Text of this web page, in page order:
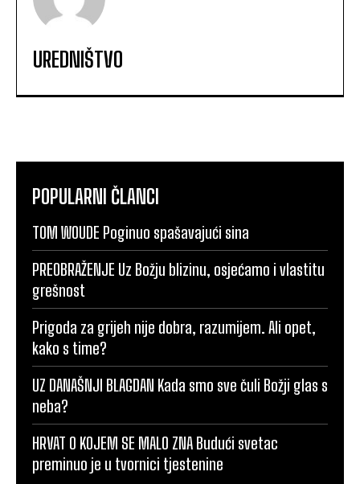
UREDNIŠTVO
POPULARNI ČLANCI
TOM WOUDE Poginuo spašavajući sina
PREOBRAŽENJE Uz Božju blizinu, osjećamo i vlastitu
grešnost
Prigoda za grijeh nije dobra, razumijem. Ali opet,
kako s time?
UZ DANAŠNJI BLAGDAN Kada smo sve čuli Božji glas s
neba?
HRVAT O KOJEM SE MALO ZNA Budući svetac
preminuo je u tvornici tjestenine